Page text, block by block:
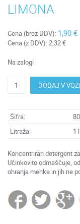
LIMONA
Cena (brez DDV): 1,90 €
Cena (z DDV): 2,32 €
Na zalogi
DODAJ V
Šifra:
Litraža:
1 l
Koncentriran detergent
Učinkovito odmaščuje,
ohranja mehke in jih ne